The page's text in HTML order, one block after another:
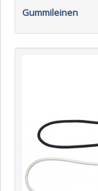
Gummileinen